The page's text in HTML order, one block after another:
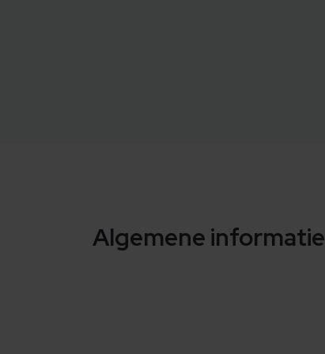
Algemene informatie